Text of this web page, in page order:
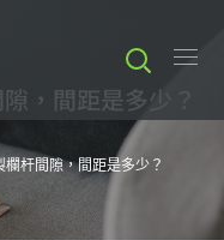
，間距是多少？
杆間隙，間距是多少？